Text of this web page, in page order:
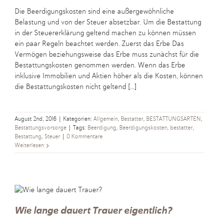
Die Beerdigungskosten sind eine außergewöhnliche
Belastung und von der Steuer absetzbar. Um die Bestattung
in der Steuererklärung geltend machen zu können müssen
ein paar Regeln beachtet werden. Zuerst das Erbe Das
Vermögen beziehungsweise das Erbe muss zunächst für die
Bestattungskosten genommen werden. Wenn das Erbe
inklusive Immobilien und Aktien höher als die Kosten, können
die Bestattungskosten nicht geltend [...]
August 2nd, 2016 Kategorien: Allgemein, Bestatter, BESTATTUNGSARTEN,
Bestattungsvorsorge
Tags: Beerdigung, Beerdigungskosten, bestatter,
Bestattung, Steuer
0 Kommentare
Weiterlesen
Wie lange dauert Trauer eigentlich?